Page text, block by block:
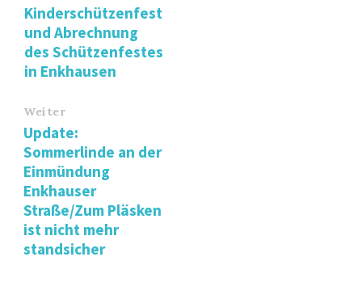
Kinderschützenfest
und Abrechnung
des Schützenfestes
in Enkhausen
Weiter
Update:
Sommerlinde an der
Einmündung
Enkhauser
Straße/Zum Pläsken
ist nicht mehr
standsicher